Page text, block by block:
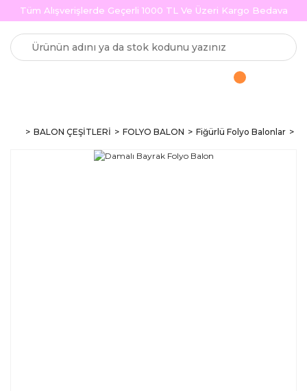
Tüm Alışverişlerde Geçerli 1000 TL Ve Üzeri Kargo Bedava
BALON ÇEŞİTLERİ FOLYO BALON Fiğürlü Folyo Balonlar